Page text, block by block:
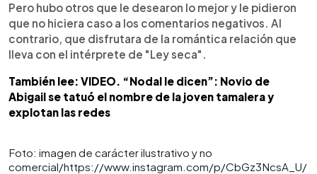
Pero hubo otros que le desearon lo mejor y le pidieron
que no hiciera caso a los comentarios negativos. Al
contrario, que disfrutara de la romántica relación que
lleva con el intérprete de "Ley seca".
También lee: VIDEO. “Nodal le dicen”: Novio de
Abigail se tatuó el nombre de la joven tamalera y
explotan las redes
Foto: imagen de carácter ilustrativo y no
comercial/https://www.instagram.com/p/CbGz3NcsA_U/